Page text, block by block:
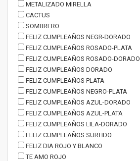
METALIZADO MIRELLA
CACTUS
SOMBRERO
FELIZ CUMPLEAÑOS NEGR-DORADO
FELIZ CUMPLEAÑOS ROSADO-PLATA
FELIZ CUMPLEAÑOS ROSADO-DORADO
FELIZ CUMPLEAÑOS DORADO
FELIZ CUMPLEAÑOS PLATA
FELIZ CUMPLEAÑOS NEGRO-PLATA
FELIZ CUMPLEAÑOS AZUL-DORADO
FELIZ CUMPLEAÑOS AZUL-PLATA
FELIZ CUMPLEAÑOS LILA-DORADO
FELIZ CUMPLEAÑOS SURTIDO
FELIZ DIA ROJO Y BLANCO
TE AMO ROJO